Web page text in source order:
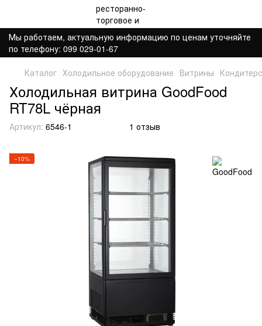
Мы работаем, актуальную информацию по ценам уточняйте
по телефону: 099 029-01-67
Каталог Холодильное оборудование Витрины
Холодильная витрина GoodFood
RT78L чёрная
Артикул: 6546-1 1 отзыв
−10%